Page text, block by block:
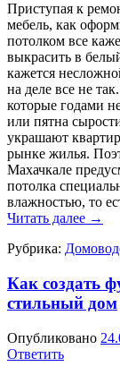
Приступая к
мебель, как
потолком все
выкрасить в
кажется
на деле все не
которые годами
или пятна
украшают
рынке жилья.
Махачкале
потолка
влажностью, то
Читать далее →
Рубрика:
Как создать
стильный дом
Опубликовано
Ответить